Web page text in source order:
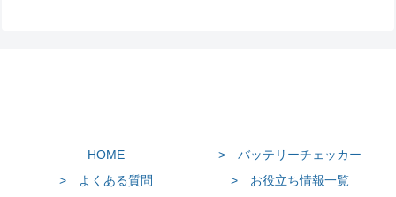
HOME
> バッテリーチェッカー
> よくある質問
> お役立ち情報一覧